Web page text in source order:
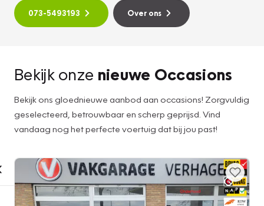
073-5493193 Over ons
Bekijk onze nieuwe Occasions
Bekijk ons gloednieuwe aanbod aan occasions! Zorgvuldig
geselecteerd, betrouwbaar en scherp geprijsd. Vind
vandaag nog het perfecte voertuig dat bij jou past!